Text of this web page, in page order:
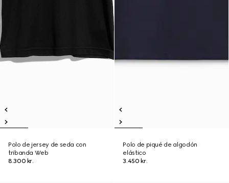
Polo de jersey de seda con
tribanda Web
8.300 kr.
Polo de piqué de algodón
elástico
3.450 kr.